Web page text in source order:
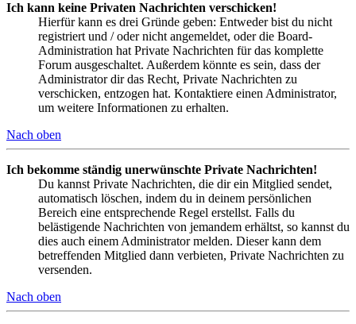
Ich kann keine Privaten Nachrichten verschicken!
Hierfür kann es drei Gründe geben: Entweder bist du nicht
registriert und / oder nicht angemeldet, oder die Board-
Administration hat Private Nachrichten für das komplette
Forum ausgeschaltet. Außerdem könnte es sein, dass der
Administrator dir das Recht, Private Nachrichten zu
verschicken, entzogen hat. Kontaktiere einen Administrator,
um weitere Informationen zu erhalten.
Nach oben
Ich bekomme ständig unerwünschte Private Nachrichten!
Du kannst Private Nachrichten, die dir ein Mitglied sendet,
automatisch löschen, indem du in deinem persönlichen
Bereich eine entsprechende Regel erstellst. Falls du
belästigende Nachrichten von jemandem erhältst, so kannst du
dies auch einem Administrator melden. Dieser kann dem
betreffenden Mitglied dann verbieten, Private Nachrichten zu
versenden.
Nach oben